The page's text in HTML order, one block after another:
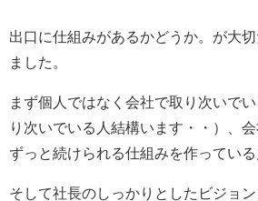
出口に仕組みがあるかどうか。が大
ました。
まず個人ではなく会社で取り次いで
り次いでいる人結構います・・）、
ずっと続けられる仕組みを作っている
そして社長のしっかりとしたビジョ